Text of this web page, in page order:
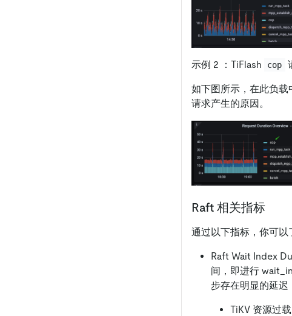
示例 2 ：TiFlash cop
如下图所示，在此负载
请求产生的原因。
Raft 相关指标
通过以下指标，你可以
Raft Wait Index
间，即进行
步存在明显的延迟
TiKV 资源过载